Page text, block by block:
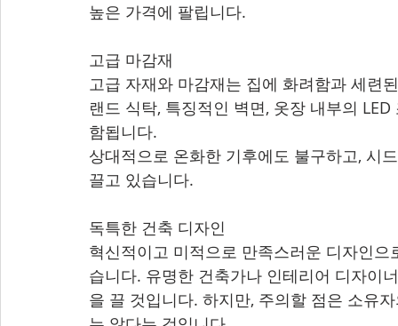
높은 가격에 팔립니다.
고급 마감재
고급 자재와 마감재는 집에 화려함과 세련
랜드 식탁, 특징적인 벽면, 옷장 내부의
함됩니다.
상대적으로 온화한 기후에도 불구하고, 시
끌고 있습니다.
독특한 건축 디자인
혁신적이고 미적으로 만족스러운 디자인
습니다. 유명한 건축가나 인테리어 디자이
을 끌 것입니다. 하지만, 주의할 점은 소유